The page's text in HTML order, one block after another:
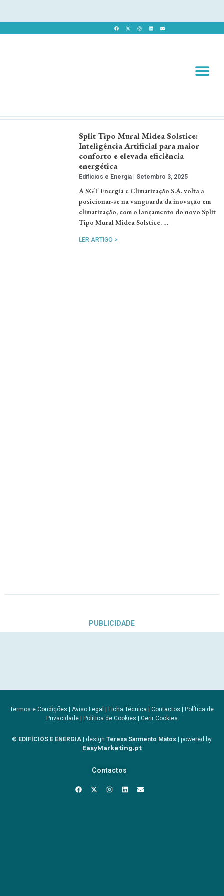
Split Tipo Mural Midea Solstice:
Inteligência Artificial para maior
conforto e elevada eficiência
energética
Edifícios e Energia Setembro 3, 2025
A SGT Energia e Climatização S.A. volta a
posicionar-se na vanguarda da inovação em
climatização, com o lançamento do novo Split
Tipo Mural Midea Solstice. …
LER ARTIGO >
PUBLICIDADE
Termos e Condições | Aviso Legal | Ficha Técnica | Contactos | Política de
Privacidade| Política de Cookies | Gerir Cookies
© EDIFÍCIOS E ENERGIA | design Teresa Sarmento Matos | powered by
EasyMarketing.pt
Contactos